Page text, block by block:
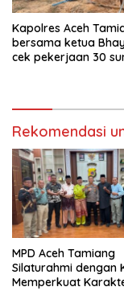
Kapolres Aceh
bersama ketua
cek pekerjaan 30
Rekomendasi
MPD Aceh Tamiang
Silaturahmi dengan
Memperkuat